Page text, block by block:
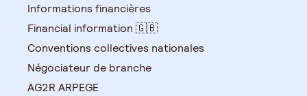
Informations financières
Financial information 🇬🇧
Conventions collectives nationales
Négociateur de branche
AG2R ARPEGE